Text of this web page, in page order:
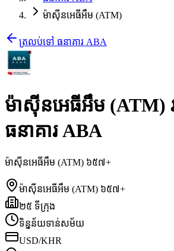
ម៉ាស៊ីនអេធីអឹម (ATM)
ត្រលប់ទៅ ធនាគារ ABA
ម៉ាស៊ីនអេធីអឹម (ATM)
ធនាគារ ABA
ម៉ាស៊ីនអេធីអឹម (ATM) ៦៥៧+
ម៉ាស៊ីនអេធីអឹម (ATM) ៦៥៧+
២៥ ទីក្រុង
ទិន្នន័យទាន់សម័យ
USD/KHR